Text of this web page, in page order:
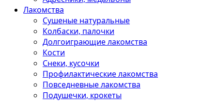
Лакомства
Сушеные натуральные
Колбаски, палочки
Долгоиграющие лакомства
Кости
Снеки, кусочки
Профилактические лакомства
Повседневные лакомства
Подушечки, крокеты